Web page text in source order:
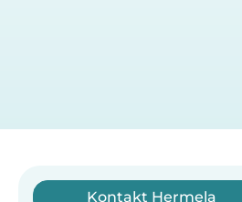
Kontakt Hermela